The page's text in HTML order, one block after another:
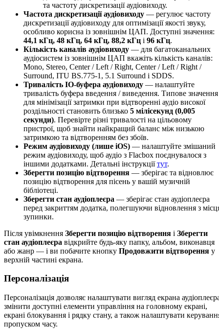
та частоту дискретизації аудіовиходу.
Частота дискретизації аудіовиходу — регулює частоту
дискретизації аудіовиходу для оптимізації якості звуку,
особливо корисна із зовнішнім ЦАП. Доступні значення:
44,1 кГц, 48 кГц, 64 кГц, 88,2 кГц і 96 кГц.
Кількість каналів аудіовиходу — для багатоканальних
аудіосистем із зовнішнім ЦАП вкажіть кількість каналів:
Mono, Stereo, Center / Left / Right, Center / Left / Right /
Surround, ITU BS.775-1, 5.1 Surround і SDDS.
Тривалість IO-буфера аудіовиходу — налаштуйте
тривалість буфера введення / виведення. Типове значення
для мінімізації затримки при відтворенні аудіо високої
роздільності становить близько 5 мілісекунд (0,005
секунди). Перевірте різні тривалості на цільовому
пристрої, щоб знайти найкращий баланс між низькою
затримкою та відтворенням без збоїв.
Режим аудіовиходу (лише iOS) — налаштуйте змішаний
режим аудіовиходу, щоб аудіо з Flacbox поєднувалося з
іншими додатками. Детальні інструкціїтут.
Зберегти позицію відтворення — зберігає та відновлює
позицію відтворення для пісень у вашій музичній
бібліотеці.
Зберегти стан аудіоплеєра — зберігає стан аудіоплеєра
перед закриттям додатка, полегшуючи відновлення з
зупинки.
Після увімкнення Зберегти позицію відтворення і Зберегти
стан аудіоплеєра відкрийте будь-яку папку, альбом, виконавця
або жанр — і ви побачите кнопку Продовжити відтворення у
верхній частині екрана.
Персоналізація
Персоналізація дозволяє налаштувати вигляд екрана
змінити доступні елементи управління на головному екрані,
екрані блокування і рядку стану, а також налаштувати
пропуском часу.